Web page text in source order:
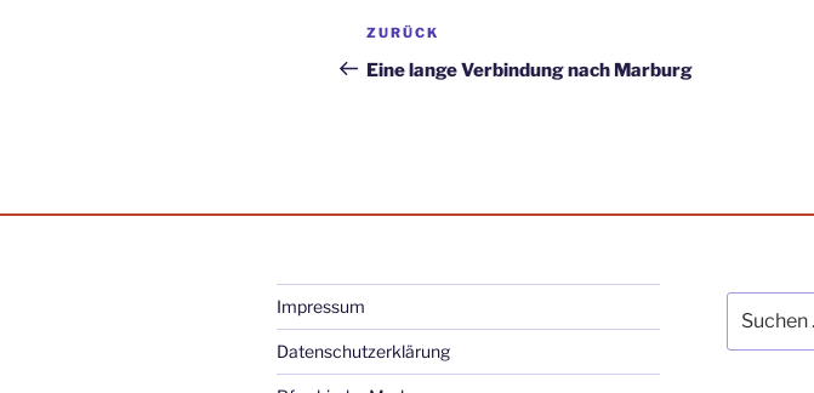
Beitragsnavigation
Vorheriger
Beitrag
ZURÜCK
Eine lange Verbindung nach Marburg
Impressum
Datenschutzerklärung
nach: